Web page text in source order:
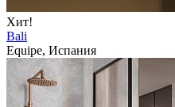
Хит!
Bali
Equipe, Испания